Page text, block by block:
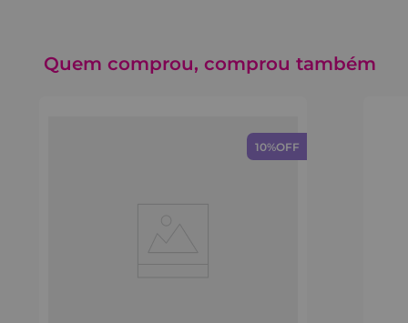
Quem comprou, comprou também
10%OFF